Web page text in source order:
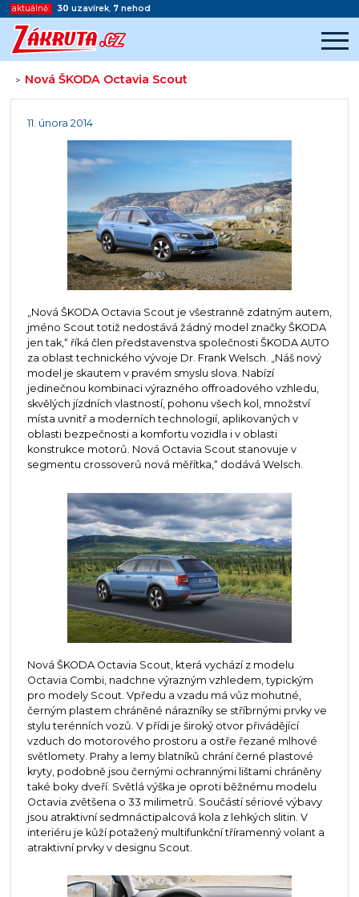
aktuálně: 30 uzavírek, 7 nehod
> Nová ŠKODA Octavia Scout
Začátek reklamy
11. února 2014
„Nová ŠKODA Octavia Scout je všestranně zdatným autem,
jméno Scout totiž nedostává žádný model značky ŠKODA
jen tak,“ říká člen představenstva společnosti ŠKODA AUTO
za oblast technického vývoje Dr. Frank Welsch. „Náš nový
model je skautem v pravém smyslu slova. Nabízí
jedinečnou kombinaci výrazného offroadového vzhledu,
skvělých jízdních vlastností, pohonu všech kol, množství
místa uvnitř a moderních technologií, aplikovaných v
oblasti bezpečnosti a komfortu vozidla i v oblasti
konstrukce motorů. Nová Octavia Scout stanovuje v
segmentu crossoverů nová měřítka,“ dodává Welsch.
Nová ŠKODA Octavia Scout, která vychází z modelu
Octavia Combi, nadchne výrazným vzhledem, typickým
pro modely Scout. Vpředu a vzadu má vůz mohutné,
černým plastem chráněné nárazníky se stříbrnými prvky ve
stylu terénních vozů. V přídi je široký otvor přivádějící
vzduch do motorového prostoru a ostře řezané mlhové
světlomety. Prahy a lemy blatníků chrání černé plastové
kryty, podobně jsou černými ochrannými lištami chráněny
také boky dveří. Světlá výška je oproti běžnému modelu
Octavia zvětšena o 33 milimetrů. Součástí sériové výbavy
jsou atraktivní sedmnáctipalcová kola z lehkých slitin. V
interiéru je kůží potažený multifunkční tříramenný volant a
atraktivní prvky v designu Scout.